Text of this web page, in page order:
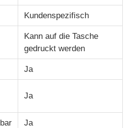
Kundenspezifisch
Kann auf die Tasche
gedruckt werden
Ja
Ja
Ja